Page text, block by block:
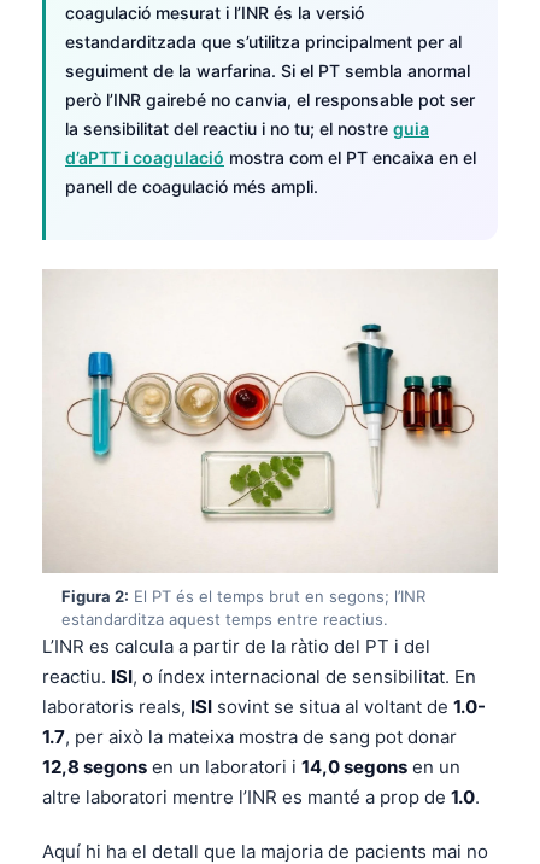
coagulació mesurat i l’INR és la versió
estandarditzada que s’utilitza principalment per al
seguiment de la warfarina. Si el PT sembla anormal
però l’INR gairebé no canvia, el responsable pot ser
la sensibilitat del reactiu i no tu; el nostre guia
d’aPTT i coagulació mostra com el PT encaixa en el
panell de coagulació més ampli.
Figura 2: El PT és el temps brut en segons; l’INR
estandarditza aquest temps entre reactius.
L’INR es calcula a partir de la ràtio del PT i del
reactiu. ISI, o índex internacional de sensibilitat. En
laboratoris reals, ISI sovint se situa al voltant de 1.0-
1.7, per això la mateixa mostra de sang pot donar
12,8 segons en un laboratori i 14,0 segons en un
altre laboratori mentre l’INR es manté a prop de 1.0.
Aquí hi ha el detall que la majoria de pacients mai no